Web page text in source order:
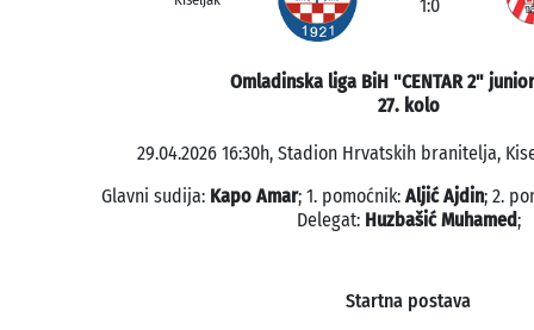
1:0
Omladinska liga BiH "CENTAR 2"
27. kolo
29.04.2026 16:30h, Stadion Hrvatskih branitelja,
Glavni sudija: Kapo Amar; 1. pomoćnik: Aljić Ajdin; 2.
Delegat: Huzbašić Muhamed;
Startna postava